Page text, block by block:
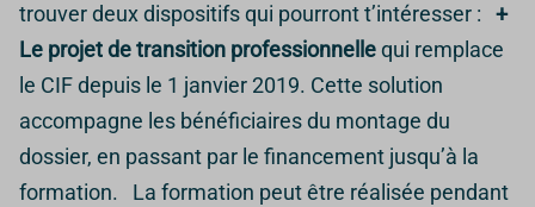
trouver deux dispositifs qui pourront t’intéresser : +
Le projet de transition professionnellequi remplace
le CIF depuis le 1 janvier 2019. Cette solution
accompagne les bénéficiaires du montage du
dossier, en passant par le financement jusqu’à la
formation. La formation peut être réalisée pendant